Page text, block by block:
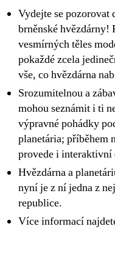
Vydejte se pozorovat
brněnské
vesmírných těles
pokaždé zcela
vše, co hvězdárna
Srozumitelnou a
mohou seznámit i ti
výpravné pohádky
planetária; příběhem
provede i
Hvězdárna a
nyní je z ní jedna z
republice.
Více informací